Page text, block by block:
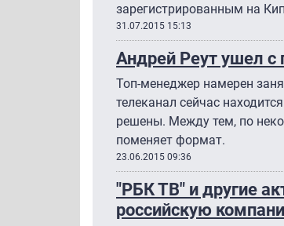
зарегистрированным на
31.07.2015 15:13
Андрей Реут ушел с
Топ-менеджер намерен
телеканал сейчас
решены. Между тем, по
поменяет формат.
23.06.2015 09:36
"РБК ТВ" и другие
российскую